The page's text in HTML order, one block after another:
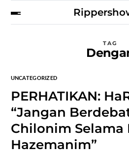
TAG
UNCATEGORIZED
PERHATIKAN:
“Jangan
Chilonim Selama
Hazemanim”